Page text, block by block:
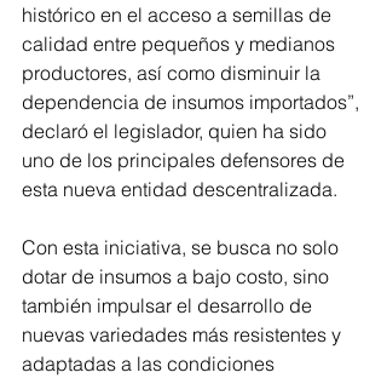
histórico en el acceso a semillas de
calidad entre pequeños y medianos
productores, así como disminuir la
dependencia de insumos importados”,
declaró el legislador, quien ha sido
uno de los principales defensores de
esta nueva entidad descentralizada.
Con esta iniciativa, se busca no solo
dotar de insumos a bajo costo, sino
también impulsar el desarrollo de
nuevas variedades más resistentes y
adaptadas a las condiciones